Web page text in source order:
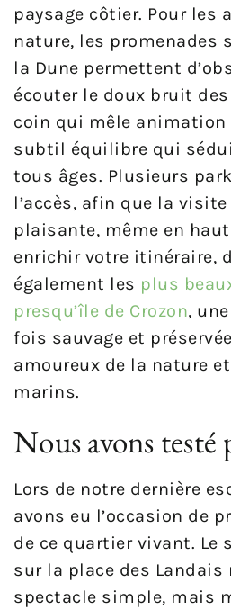
paysage côtier. Pour les
nature, les promenades
la Dune permettent
écouter le doux bruit des
coin qui mêle animation
subtil équilibre qui
tous âges. Plusieurs
l’accès, afin que la
plaisante, même en
enrichir votre itinéraire,
également les plus
presqu’île de Crozon,
fois sauvage et
amoureux de la nature
marins.
Nous avons testé
Lors de notre dernière
avons eu l’occasion de
de ce quartier vivant. Le
sur la place des Landais
spectacle simple, mais